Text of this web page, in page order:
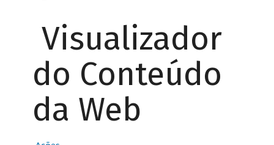
Visualizador
do Conteúdo
da Web